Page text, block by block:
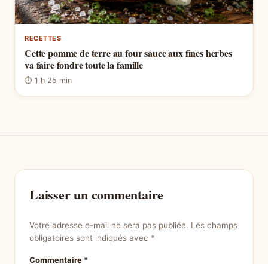
RECETTES
Cette pomme de terre au four sauce aux fines herbes
va faire fondre toute la famille
⏱ 1 h 25 min
Laisser un commentaire
Votre adresse e-mail ne sera pas publiée. Les champs
obligatoires sont indiqués avec *
Commentaire *